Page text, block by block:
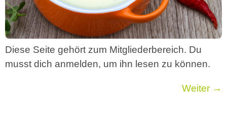
Diese Seite gehört zum Mitgliederbereich. Du
musst dich anmelden, um ihn lesen zu können.
Weiter →